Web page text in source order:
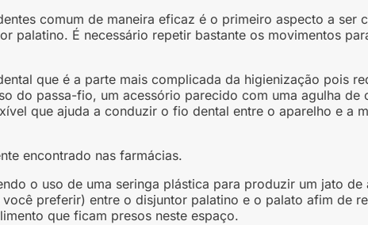
comum de maneira eficaz é o primeiro aspecto a ser
palatino. É necessário repetir bastante os movimentos
que é a parte mais complicada da higienização pois
do passa-fio, um acessório parecido com uma agulha de
que ajuda a conduzir o fio dental entre o aparelho e a
encontrado nas farmácias.
o uso de uma seringa plástica para produzir um jato de
você preferir) entre o disjuntor palatino e o palato afim de
que ficam presos neste espaço.